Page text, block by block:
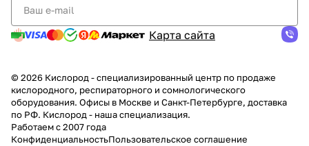
Карта сайта
© 2026 Кислород - специализированный центр по продаже
кислородного, респираторного и сомнологического
оборудования. Офисы в Москве и Санкт-Петербурге, доставка
по РФ. Кислород - наша специализация.
Работаем с 2007 года
КонфиденциальностьПользовательское соглашение